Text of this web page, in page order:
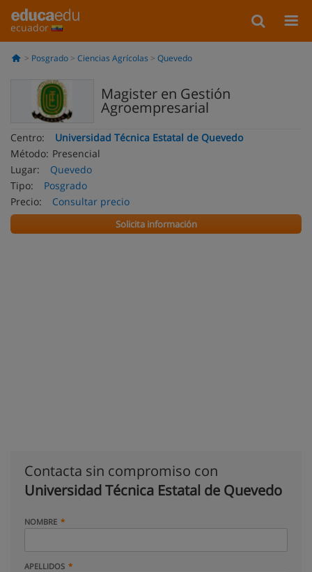
ecuador
Posgrado Ciencias Agrícolas Quevedo
Magister en Gestión
Agroempresarial
Centro:
Universidad Técnica Estatal de Quevedo
Método: Presencial
Lugar:
Quevedo
Tipo:
Posgrado
Precio:
Consultar precio
Solicita información
Contacta sin compromiso con
Universidad Técnica Estatal de Quevedo
NOMBRE
APELLIDOS